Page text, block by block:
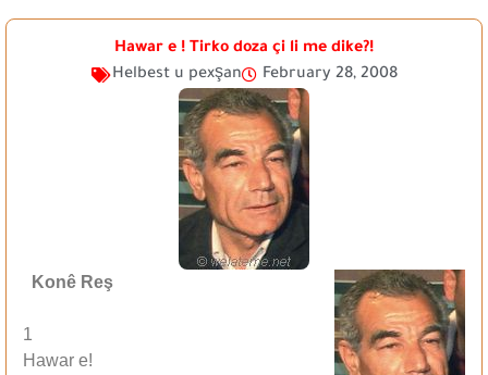
Hawar e ! Tirko doza çi li me dike?!
Helbest u pexşan
February 28, 2008
Konê Reş
1
Hawar e!